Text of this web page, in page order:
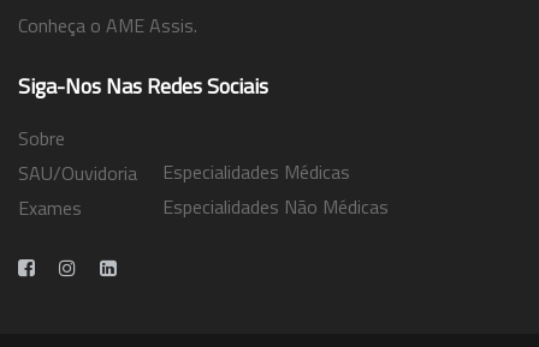
Conheça o AME Assis.
Siga-Nos Nas Redes Sociais
Sobre
SAU/Ouvidoria
Exames
Especialidades Médicas
Especialidades Não Médicas